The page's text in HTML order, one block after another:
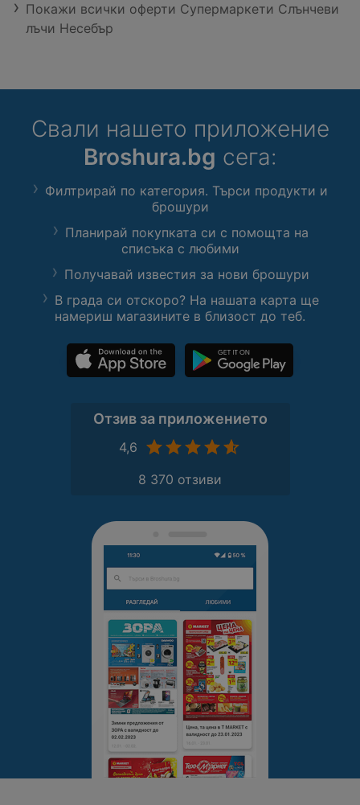
Покажи всички оферти Супермаркети Слънчеви
лъчи Несебър
Свали нашето приложение
Broshura.bg сега:
Филтрирай по категория. Търси продукти и
брошури
Планирай покупката си с помощта на
списъка с любими
Получавай известия за нови брошури
В града си отскоро? На нашата карта ще
намериш магазините в близост до теб.
Отзив за приложението
4,6
8 370 отзиви